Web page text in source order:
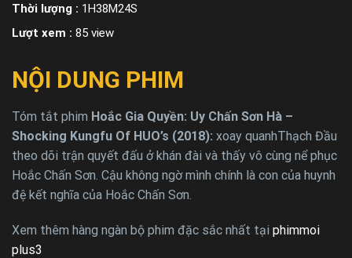
Thời lượng : 1H38M24S
Lượt xem : 85 view
NỘI DUNG PHIM
Tóm tắt phim Hoắc Gia Quyền: Uy Chấn Sơn Hà –
Shocking Kungfu Of HUO’s (2018): xoay quanhThạch Đầu
theo dõi trận quyết đấu ở khán đài và thấy vô cùng nể phục
Hoắc Chấn Sơn. Cậu không ngờ mình chính là con của huynh
đệ kết nghĩa của Hoắc Chấn Sơn.
Xem thêm hàng ngàn bộ phim đặc sắc nhất tại phimmoi
plus3